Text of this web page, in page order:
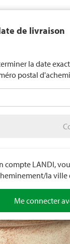
de livraison
la date
postal
compte LANDI,
la ville
Me connecter
pas